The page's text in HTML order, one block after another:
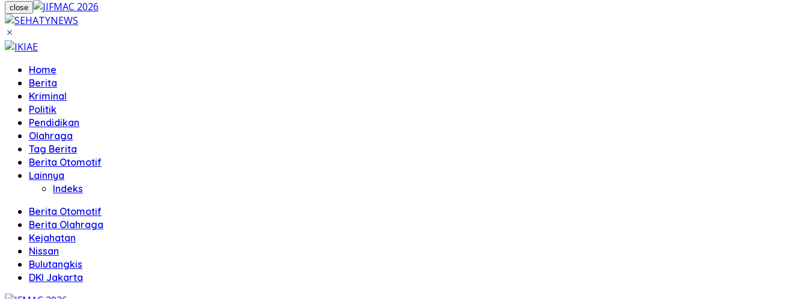
close
Home
Berita
Kriminal
Politik
Pendidikan
Olahraga
Tag Berita
Berita Otomotif
Lainnya
Indeks
Berita Otomotif
Berita Olahraga
Kejahatan
Nissan
Bulutangkis
DKI Jakarta